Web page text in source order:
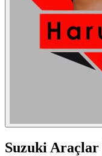
Suzuki Araçlar